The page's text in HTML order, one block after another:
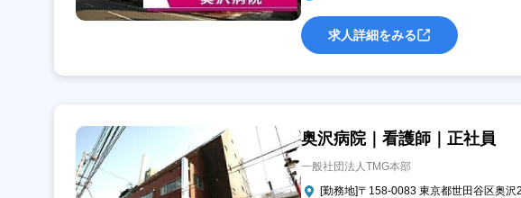
求人詳細をみる
奥沢病院｜看護師｜正社員
一般社団法人TMG本部
[勤務地]〒158-0083 東京都世田谷区奥沢